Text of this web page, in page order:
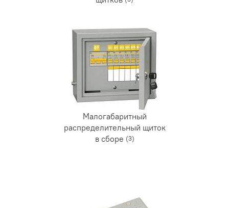
Малогабаритный
распределительный щиток
в сборе (3)